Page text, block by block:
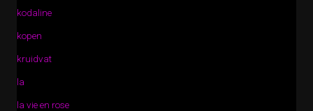
kodaline
kopen
kruidvat
la
la vie en rose